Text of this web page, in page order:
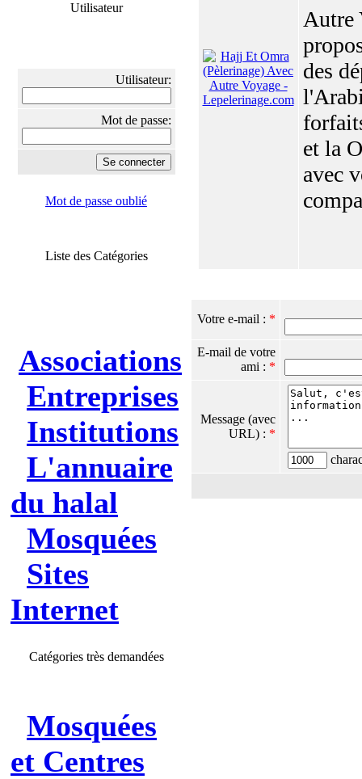
Utilisateur
Utilisateur:
Mot de passe:
Mot de passe oublié
Liste des Catégories
Associations
Entreprises
Institutions
L'annuaire
du halal
Mosquées
Sites
Internet
Catégories très demandées
Mosquées
et Centres
Autre
des
et la
avec
Votre e-mail : *
E-mail de votre
ami : *
Message (avec
URL) : *